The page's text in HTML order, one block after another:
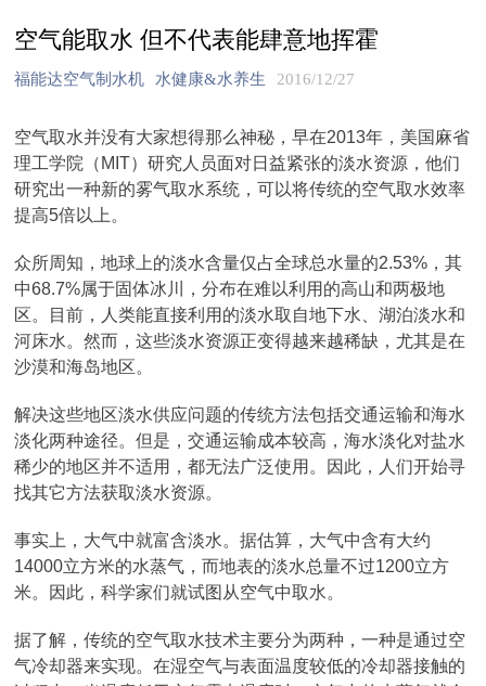
空气能取水 但不代表能肆意地挥霍
福能达空气制水机 水健康&水养生 2016/12/27
空气取水并没有大家想得那么神秘，早在2013年，美国麻省
理工学院（MIT）研究人员面对日益紧张的淡水资源，他们
研究出一种新的雾气取水系统，可以将传统的空气取水效率
提高5倍以上。
众所周知，地球上的淡水含量仅占全球总水量的2.53%，其
中68.7%属于固体冰川，分布在难以利用的高山和两极地
区。目前，人类能直接利用的淡水取自地下水、湖泊淡水和
河床水。然而，这些淡水资源正变得越来越稀缺，尤其是在
沙漠和海岛地区。
解决这些地区淡水供应问题的传统方法包括交通运输和海水
淡化两种途径。但是，交通运输成本较高，海水淡化对盐水
稀少的地区并不适用，都无法广泛使用。因此，人们开始寻
找其它方法获取淡水资源。
事实上，大气中就富含淡水。据估算，大气中含有大约
14000立方米的水蒸气，而地表的淡水总量不过1200立方
米。因此，科学家们就试图从空气中取水。
据了解，传统的空气取水技术主要分为两种，一种是通过空
气冷却器来实现。在湿空气与表面温度较低的冷却器接触的